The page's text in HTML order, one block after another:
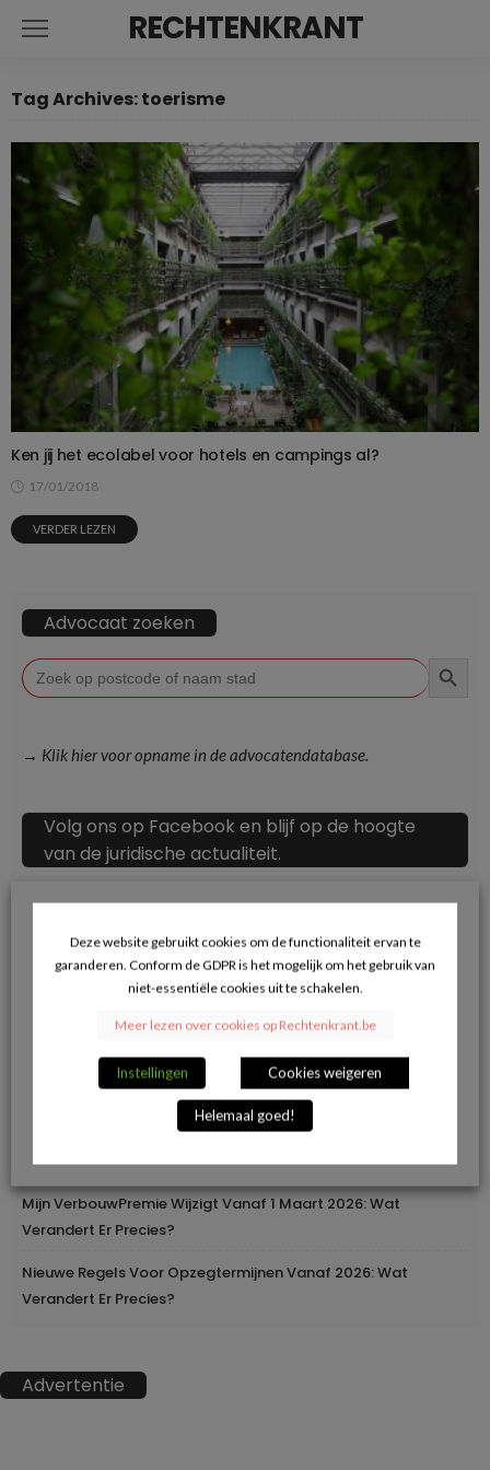
RECHTENKRANT
Tag Archives: toerisme
Ken jij het ecolabel voor hotels en campings al?
17/01/2018
VERDER LEZEN
Advocaat zoeken
Zoek
naar:
→ Klik hier voor opname in de advocatendatabase.
Volg ons op Facebook en blijf op de hoogte
van de juridische actualiteit.
Recente berichten
Herroepingsrecht Bij Online Aankopen: Wanneer Mag Je Iets
Geleidelijke Verhoging Van Loopbaanvoorwaarden
Europa Moderniseert Het Rijbewijs: Digitaal En
Grensoverschrijdend
Mijn VerbouwPremie Wijzigt Vanaf 1 Maart 2026: Wat
Verandert Er Precies?
Nieuwe Regels Voor Opzegtermijnen Vanaf 2026: Wat
Verandert Er Precies?
Advertentie
Deze website gebruikt cookies om de functionaliteit ervan te
garanderen. Conform de GDPR is het mogelijk om het gebruik van
niet-essentiële cookies uit te schakelen.
Meer lezen over cookies op Rechtenkrant.be
Instellingen Cookies weigeren
Helemaal goed!